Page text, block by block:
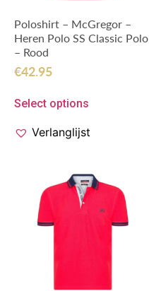
Poloshirt – McGregor –
Heren Polo SS Classic Polo
– Rood
€42.95
Select options
Verlanglijst